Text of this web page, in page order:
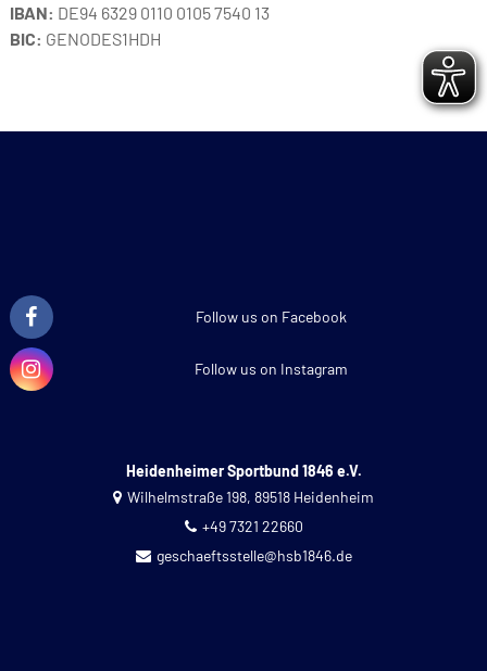
IBAN: DE94 6329 0110 0105 7540 13
BIC: GENODES1HDH
Follow us on Facebook
Follow us on Instagram
Heidenheimer Sportbund 1846 e.V.
Wilhelmstraße 198, 89518 Heidenheim
+49 7321 22660
geschaeftsstelle@hsb1846.de